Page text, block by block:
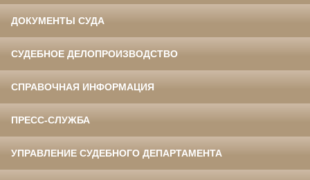
ДОКУМЕНТЫ СУДА
СУДЕБНОЕ ДЕЛОПРОИЗВОДСТВО
СПРАВОЧНАЯ ИНФОРМАЦИЯ
ПРЕСС-СЛУЖБА
УПРАВЛЕНИЕ СУДЕБНОГО ДЕПАРТАМЕНТА